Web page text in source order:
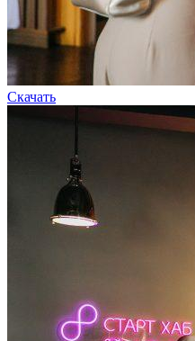
Скачать